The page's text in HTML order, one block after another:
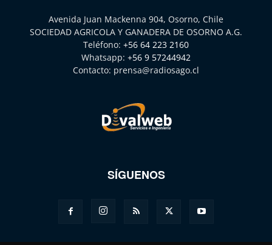
Avenida Juan Mackenna 904, Osorno, Chile
SOCIEDAD AGRICOLA Y GANADERA DE OSORNO A.G.
Teléfono: +56 64 223 2160
Whatsapp: +56 9 57244942
Contacto: prensa@radiosago.cl
SÍGUENOS